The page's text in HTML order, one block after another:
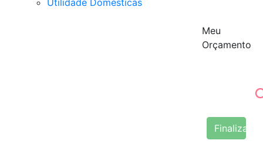
Utilidade Domésticas
Meu
Orçamento
Finalizar